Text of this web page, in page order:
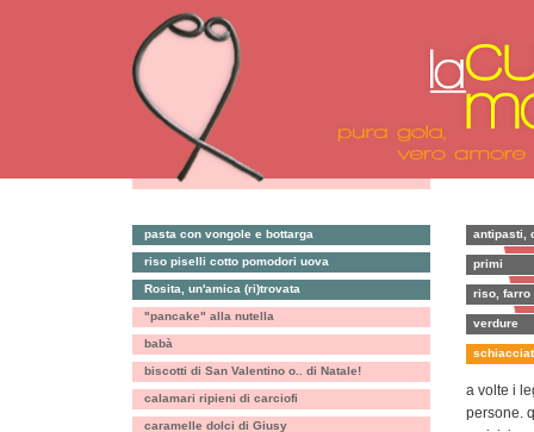
antipasti,
primi
riso, farro
verdure
pasta con vongole e bottarga
riso piselli cotto pomodori uova
Rosita, un'amica (ri)trovata
"pancake" alla nutella
babà
biscotti di San Valentino o.. di Natale!
calamari ripieni di carciofi
caramelle dolci di Giusy
a volte i
persone.